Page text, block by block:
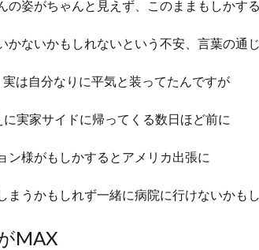
の姿がちゃんと見えず、このままもしかす
かないかもしれないという不安、言葉の通
実は自分なりに平気と装ってたんですが
に実家サイドに帰ってくる数日ほど前に
ン様がもしかするとアメリカ出張に
まうかもしれず一緒に病院に行けないかも
MAX